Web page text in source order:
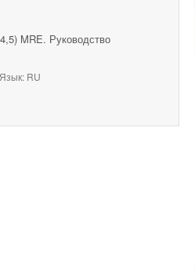
MRE. Руководство
Язык: RU